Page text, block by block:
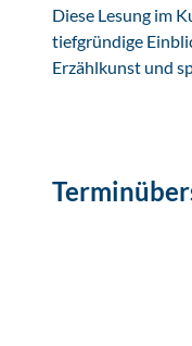
Diese Lesung im
tiefgründige
Erzählkunst und